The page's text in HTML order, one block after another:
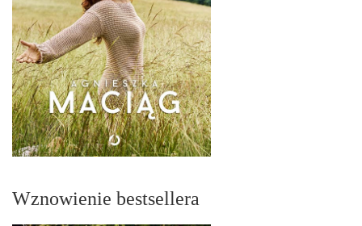
Wznowienie bestsellera